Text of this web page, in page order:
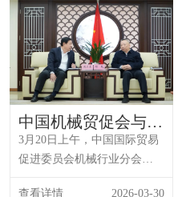
质量问题数为231个
PP100（平均每百辆车问题
数），较2025年增加5个
PP100，增幅为近年新低。其
中，故...
中国机械贸促会与重
庆市贸促会开展座谈
交流
3月20日上午，中国国际贸易
促进委员会机械行业分会
查看详情 2026-03-30